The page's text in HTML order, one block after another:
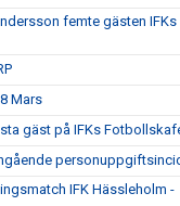
femte gästen IFKs
Mars
gäst på IFKs
IFK Hässleholm -